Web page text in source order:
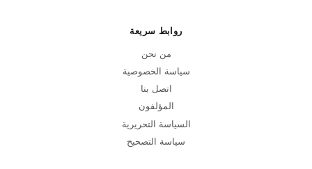
روابط سريعة
من نحن
سياسة الخصوصية
اتصل بنا
المؤلفون
السياسة التحريرية
سياسة التصحيح